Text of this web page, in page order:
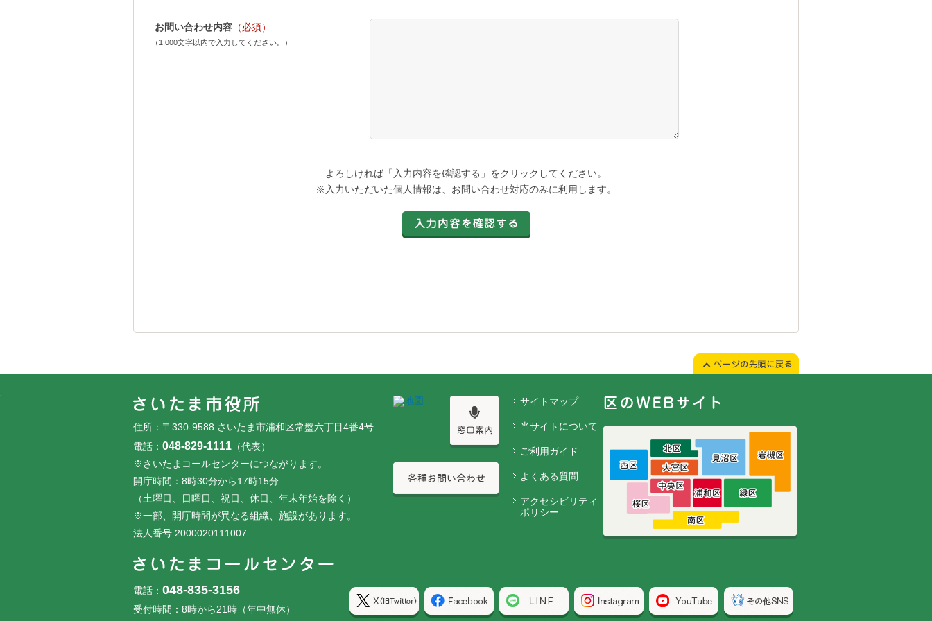
お問い合わせ内容 （必須）
（1,000文字以内で入力してください。）
よろしければ「入力内容を確認する」をクリックしてください。
※入力いただいた個人情報は、お問い合わせ対応のみに利用します。
住所：〒330-9588 さいたま市浦和区常盤六丁目4番4号
電話： 048-829-1111 （代表）
※さいたまコールセンターにつながります。
開庁時間：8時30分から17時15分
（土曜日、日曜日、祝日、休日、年末年始を除く）
※一部、開庁時間が異なる組織、施設があります。
法人番号 2000020111007
電話： 048-835-3156
受付時間：8時から21時（年中無休）
サイトマップ
当サイトについて
ご利用ガイド
よくある質問
アクセシビリティ
ポリシー